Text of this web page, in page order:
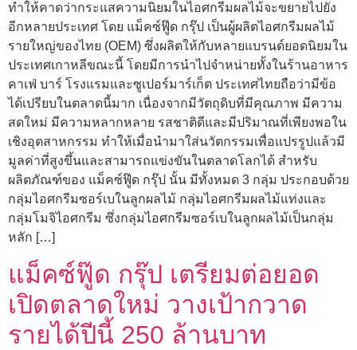
ทำให้คาดว่ากระแสความนิยมในไอศกรีมผลไม้จะขยายไปยัง
อีกหลายประเทศ โดย แม็คซ์ฟู๊ด กรุ๊ป เป็นผู้ผลิตไอศกรีมผลไม้
รายใหญ่ของไทย (OEM) ซึ่งผลิตให้กับหลายแบรนด์ยอดนิยมใน
ประเทศเกาหลีขณะนี้ โดยมีการนำไปจำหน่ายทั้งในร้านอาหาร
คาเฟ่ บาร์ โรงแรมและซูเปอร์มาร์เก็ต ประเทศไทยถือว่ามีข้อ
ได้เปรียบในตลาดนี้มาก เนื่องจากมีวัตถุดิบที่มีคุณภาพ มีความ
สดใหม่ มีความหลากหลาย รสชาติดีและมีปริมาณที่เพียงพอใน
เชิงอุตสาหกรรม ทำให้เมื่อนำมาใส่นวัตกรรมเพื่อแปรรูปแล้วมี
มูลค่าที่สูงขึ้นและสามารถแข่งขันในตลาดโลกได้ สำหรับ
ผลิตภัณฑ์ของ แม็คซ์ฟู๊ด กรุ๊ป นั้น มีทั้งหมด 3 กลุ่ม ประกอบด้วย
กลุ่มไอศกรีมซอร์เบในลูกผลไม้ กลุ่มไอศกรีมผลไม้แท่งและ
กลุ่มโมจิไอศกรีม ซึ่งกลุ่มไอศกรีมซอร์เบในลูกผลไม้เป็นกลุ่ม
หลัก […]
แม็คซ์ฟู๊ด กรุ๊ป เตรียมต่อยอด
เปิดตลาดใหม่ วางเป้ากวาด
รายได้ปีนี้ 250 ล้านบาท